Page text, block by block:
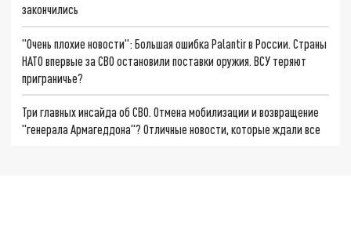
закончились
"Очень плохие новости": Большая ошибка Palantir в России. Страны
НАТО впервые за СВО остановили поставки оружия. ВСУ теряют
приграничье?
Три главных инсайда об СВО. Отмена мобилизации и возвращение
"генерала Армагеддона"? Отличные новости, которые ждали все